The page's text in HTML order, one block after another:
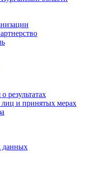
результатах
и принятых мерах
данных